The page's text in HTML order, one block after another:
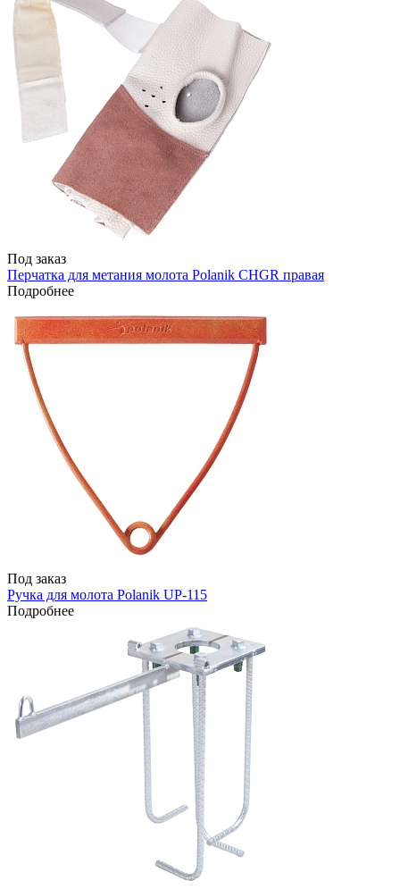
Под заказ
Перчатка для метания молота Polanik CHGR правая
Подробнее
Под заказ
Ручка для молота Polanik UP-115
Подробнее